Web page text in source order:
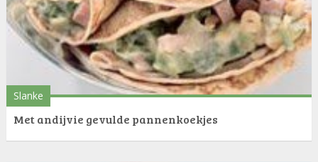
Slanke
Met andijvie gevulde pannenkoekjes